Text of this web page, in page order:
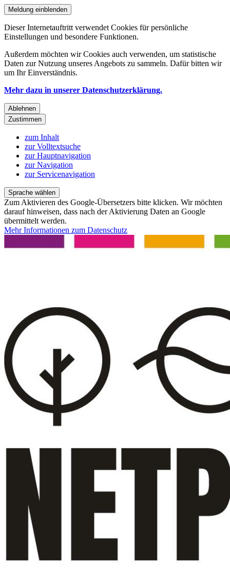
Meldung einblenden
Dieser Internetauftritt verwendet Cookies für persönliche
Einstellungen und besondere Funktionen.
Außerdem möchten wir Cookies auch verwenden, um statistische
Daten zur Nutzung unseres Angebots zu sammeln. Dafür bitten wir
um Ihr Einverständnis.
Mehr dazu in unserer Datenschutzerklärung.
Ablehnen
Zustimmen
zum Inhalt
zur Volltextsuche
zur Hauptnavigation
zur Navigation
zur Servicenavigation
Sprache wählen
Zum Aktivieren des Google-Übersetzers bitte klicken. Wir möchten
darauf hinweisen, dass nach der Aktivierung Daten an Google
übermittelt werden.
Mehr Informationen zum Datenschutz